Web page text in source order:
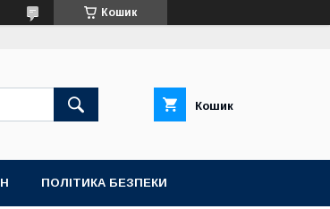
Кошик
Кошик
ПОЛІТИКА БЕЗПЕКИ